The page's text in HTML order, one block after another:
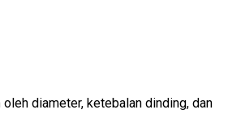
diameter, ketebalan dinding, dan